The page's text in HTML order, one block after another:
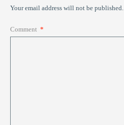
Your email address will not be published.
Comment *